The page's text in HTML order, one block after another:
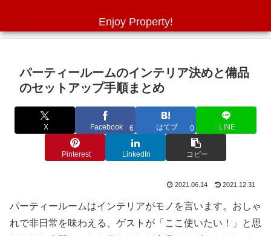
Enjoy Property!
パーティールームのインテリア決めと備品
のセットアップ手順まとめ
X Facebook 6 はてブ 0 LINE
Pinterest LinkedIn コピー
2021.06.14 2021.12.31
パーティールームはインテリアがモノを言います。おしゃ
れで非日常を味わえる、ゲストが「ここ使いたい！」と思